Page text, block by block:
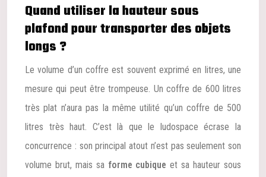
Quand utiliser la hauteur sous
plafond pour transporter des objets
longs ?
Le volume d’un coffre est souvent exprimé en litres, une
mesure qui peut être trompeuse. Un coffre de 600 litres
très plat n’aura pas la même utilité qu’un coffre de 500
litres très haut. C’est là que le ludospace écrase la
concurrence : son principal atout n’est pas seulement son
volume brut, mais sa forme cubique et sa hauteur sous